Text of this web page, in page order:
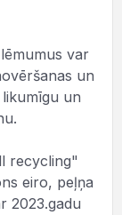
var
un
un
recycling"
eiro, peļņa
2023.gadu